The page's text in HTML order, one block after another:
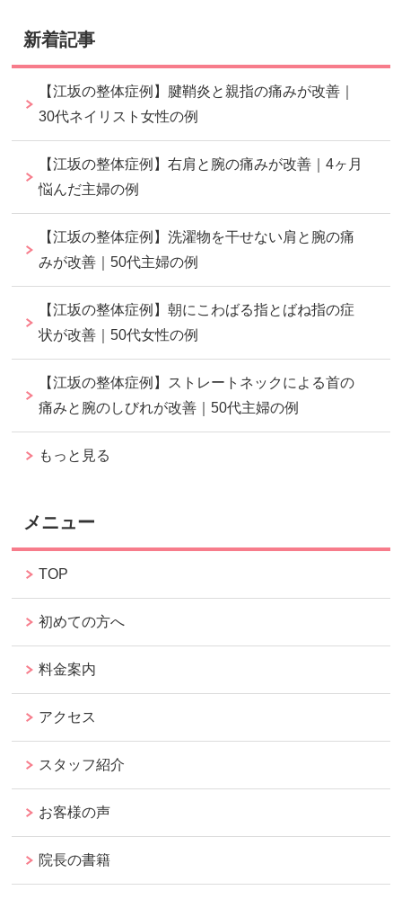
新着記事
【江坂の整体症例】腱鞘炎と親指の痛みが改善｜
30代ネイリスト女性の例
【江坂の整体症例】右肩と腕の痛みが改善｜4ヶ月
悩んだ主婦の例
【江坂の整体症例】洗濯物を干せない肩と腕の痛
みが改善｜50代主婦の例
【江坂の整体症例】朝にこわばる指とばね指の症
状が改善｜50代女性の例
【江坂の整体症例】ストレートネックによる首の
痛みと腕のしびれが改善｜50代主婦の例
もっと見る
メニュー
TOP
初めての方へ
料金案内
アクセス
スタッフ紹介
お客様の声
院長の書籍